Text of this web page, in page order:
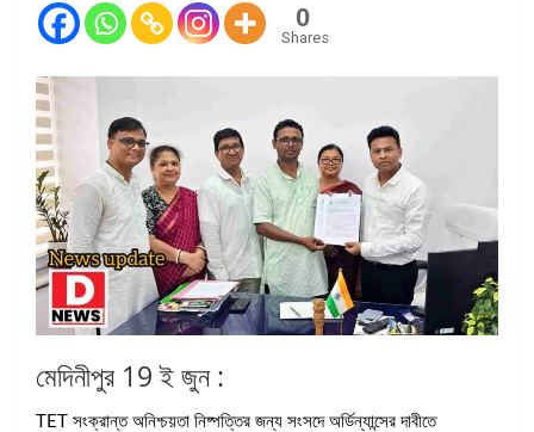
0
Shares
মেদিনীপুর 19 ই জুন :
TET সংক্রান্ত অনিশ্চয়তা নিষ্পত্তির জন্য সংসদে অর্ডিন্যান্সের দাবীতে